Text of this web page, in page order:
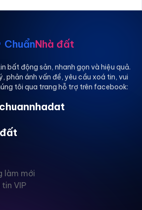
ChuẩnNhà đất
bất động sản, nhanh gọn và hiệu quả.
phản ánh vấn đề, yêu cầu xoá tin, vui
tôi qua trang hỗ trợ trên facebook:
làm mới
VIP